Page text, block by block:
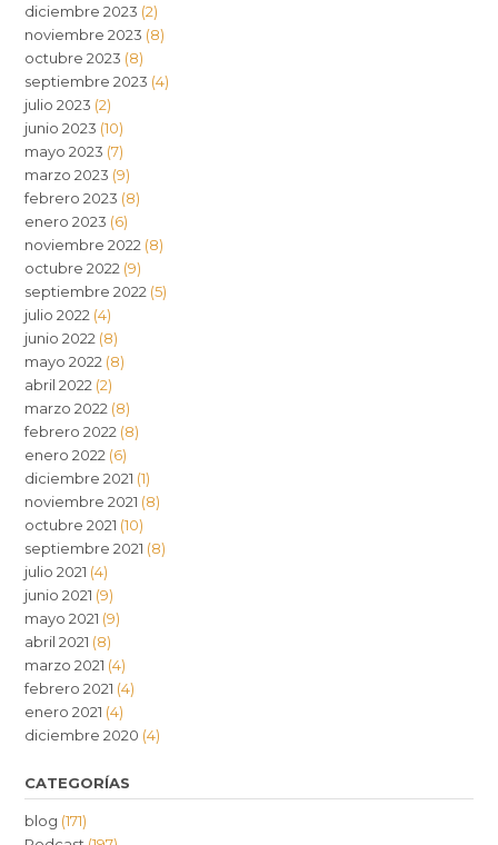
diciembre 2023 (2)
noviembre 2023 (8)
octubre 2023 (8)
septiembre 2023 (4)
julio 2023 (2)
junio 2023 (10)
mayo 2023 (7)
marzo 2023 (9)
febrero 2023 (8)
enero 2023 (6)
noviembre 2022 (8)
octubre 2022 (9)
septiembre 2022 (5)
julio 2022 (4)
junio 2022 (8)
mayo 2022 (8)
abril 2022 (2)
marzo 2022 (8)
febrero 2022 (8)
enero 2022 (6)
diciembre 2021 (1)
noviembre 2021 (8)
octubre 2021 (10)
septiembre 2021 (8)
julio 2021 (4)
junio 2021 (9)
mayo 2021 (9)
abril 2021 (8)
marzo 2021 (4)
febrero 2021 (4)
enero 2021 (4)
diciembre 2020 (4)
CATEGORÍAS
blog (171)